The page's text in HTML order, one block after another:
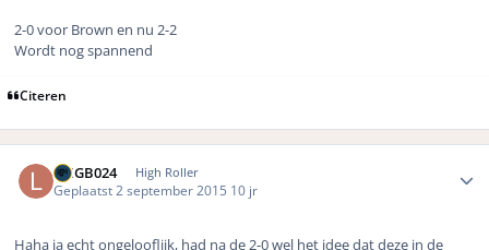
2-0 voor Brown en nu 2-2
Wordt nog spannend
Citeren
LMGB024 High Roller
Geplaatst 2 september 2015 10 jr
Haha ja echt ongelooflijk, had na de 2-0 wel het idee dat deze in de